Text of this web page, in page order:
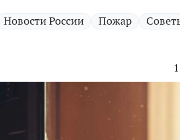
Новости России Пожар